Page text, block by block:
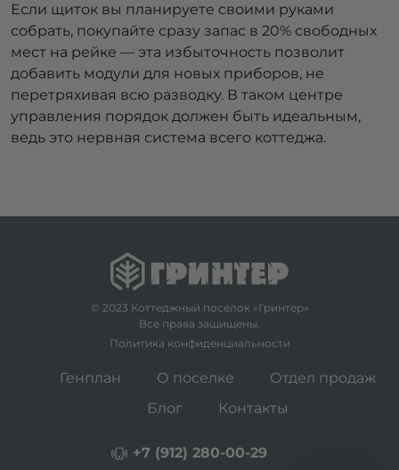
Если щиток вы планируете своими руками
собрать, покупайте сразу запас в 20% свободных
мест на рейке — эта избыточность позволит
добавить модули для новых приборов, не
перетряхивая всю разводку. В таком центре
управления порядок должен быть идеальным,
ведь это нервная система всего коттеджа.
© 2023 Коттеджный посёлок «Гринтер»
Все права защищены.
Политика конфиденциальности
Генплан О поселке
Отдел продаж
Блог
Контакты
+7 (912) 280-00-29